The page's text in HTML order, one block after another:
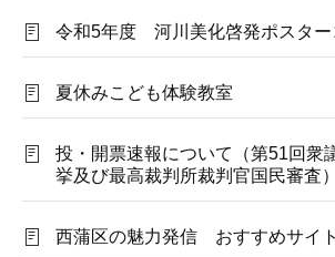
令和5年度 河川美化啓発ポスター
夏休みこども体験教室
投・開票速報について（第51回衆
挙及び最高裁判所裁判官国民審査）
西蒲区の魅力発信 おすすめサイト